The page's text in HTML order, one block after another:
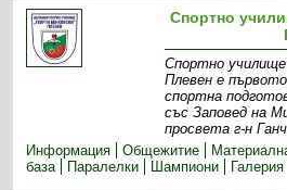
Спортно
Спортно училище
Плевен е
спортна
със Заповед на
просвета г-н
Информация
Общежитие
база
Паралелки Шампиони Галерия